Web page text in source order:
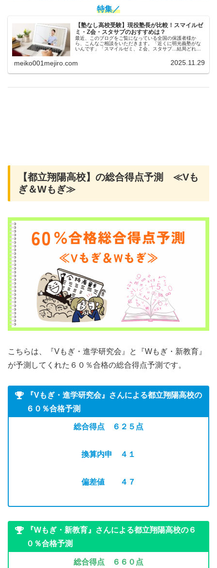
特集／
【塾なし高校受験】現役塾長が比較！スマイルゼ
ミ・Z会・スタサプのおすすめは？
最近、このブログをご覧になっている全国の保護者様か
ら、こんなご相談をいただきます。「近くに明光義塾がな
いんです」「スマイルゼミ、Ｚ会、スタサプ…結局どれが
meiko001mejiro.com 2025.11.29
【都立翔陽高校】の総合得点予測 ≪Vも
ぎ＆Wもぎ≫
こちらは、『Vもぎ・進学研究会』と『Wもぎ・新教育』
が予測してくれた６０％合格の総合得点予測です。
『Vもぎ・進学研究会』 さんによる都立翔陽高校の
６０％合格予測
総合得点 ６２５点
換算内申 ４１
偏差値 ４７
『Wもぎ・新教育』さんによる都立翔陽高校の６
０％合格予測
総合得点 ６６０ 点